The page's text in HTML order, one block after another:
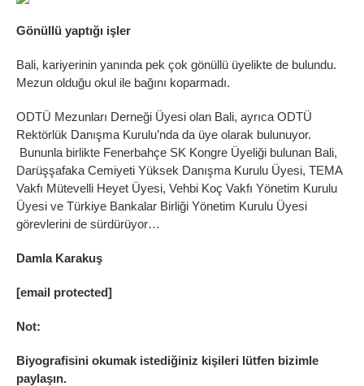
Gönüllü yaptığı işler
Bali, kariyerinin yanında pek çok gönüllü üyelikte de bulundu.
Mezun olduğu okul ile bağını koparmadı.
ODTÜ Mezunları Derneği Üyesi olan Bali, ayrıca ODTÜ
Rektörlük Danışma Kurulu’nda da üye olarak bulunuyor.
Bununla birlikte Fenerbahçe SK Kongre Üyeliği bulunan Bali,
Darüşşafaka Cemiyeti Yüksek Danışma Kurulu Üyesi, TEMA
Vakfı Mütevelli Heyet Üyesi, Vehbi Koç Vakfı Yönetim Kurulu
Üyesi ve Türkiye Bankalar Birliği Yönetim Kurulu Üyesi
görevlerini de sürdürüyor…
Damla Karakuş
[email protected]
Not:
Biyografisini okumak istediğiniz kişileri lütfen bizimle
paylaşın.